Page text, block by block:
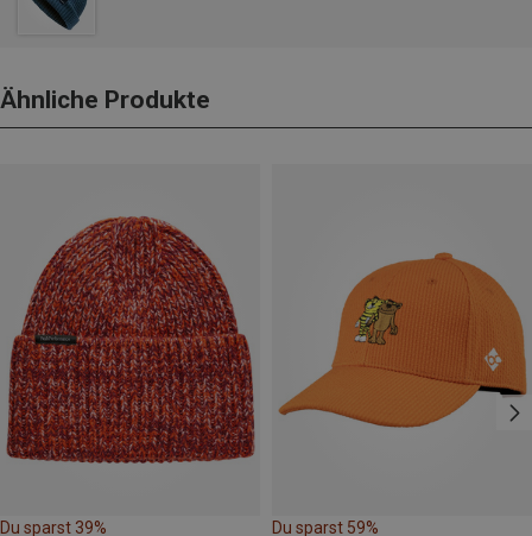
Ähnliche Produkte
Du sparst 39% Du sparst 59%